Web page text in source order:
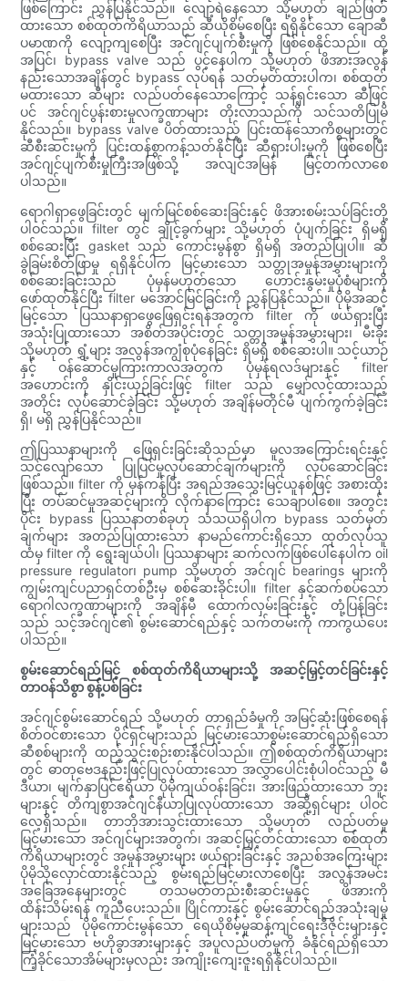
ဖြစ်ကြောင်း ညွှန်ပြနိုင်သည်။ လျော့ရဲနေသော သို့မဟုတ် ချည်ဖြတ်
ထားသော စစ်ထုတ်ကိရိယာသည် ဆီယိုစိမ့်စေပြီး ရရှိနိုင်သော ချောဆီ
ပမာဏကို လျော့ကျစေပြီး အင်ဂျင်ပျက်စီးမှုကို ဖြစ်စေနိုင်သည်။ ထို့
အပြင်၊ bypass valve သည် ပွင့်နေပါက သို့မဟုတ် ဖိအားအလွန်
နည်းသောအချိန်တွင် bypass လုပ်ရန် သတ်မှတ်ထားပါက၊ စစ်ထုတ်
မထားသော ဆီများ လည်ပတ်နေသောကြောင့် သန့်ရှင်းသော ဆီဖြင့်
ပင် အင်ဂျင်ပွန်းစားမှုလက္ခဏာများ တိုးလာသည်ကို သင်သတိပြုမိ
နိုင်သည်။ bypass valve ပိတ်ထားသည့် ပြင်းထန်သောကိစ္စများတွင်
ဆီစီးဆင်းမှုကို ပြင်းထန်စွာကန့်သတ်နိုင်ပြီး ဆီရှားပါးမှုကို ဖြစ်စေပြီး
အင်ဂျင်ပျက်စီးမှုကြီးအဖြစ်သို့ အလျင်အမြန် မြင့်တက်လာစေ
ပါသည်။
ရောဂါရှာဖွေခြင်းတွင် မျက်မြင်စစ်ဆေးခြင်းနှင့် ဖိအားစမ်းသပ်ခြင်းတို့
ပါဝင်သည်။ filter တွင် ချိုင့်ခွက်များ သို့မဟုတ် ပုံပျက်ခြင်း ရှိမရှိ
စစ်ဆေးပြီး gasket သည် ကောင်းမွန်စွာ ရှိမရှိ အတည်ပြုပါ။ ဆီ
ခွဲခြမ်းစိတ်ဖြာမှု ရရှိနိုင်ပါက မြင့်မားသော သတ္တုအမှုန်အမွှားများကို
စစ်ဆေးခြင်းသည် ပုံမှန်မဟုတ်သော ဟောင်းနွမ်းမှုပုံစံများကို
ဖော်ထုတ်နိုင်ပြီး filter မအောင်မြင်ခြင်းကို ညွှန်ပြနိုင်သည်။ ပိုမိုအဆင့်
မြင့်သော ပြဿနာရှာဖွေဖြေရှင်းရန်အတွက် filter ကို ဖယ်ရှားပြီး
အသုံးပြုထားသော အစိတ်အပိုင်းတွင် သတ္တုအမှုန်အမွှားများ၊ မီးခိုး
သို့မဟုတ် ရွှံ့များ အလွန်အကျွံစုပုံနေခြင်း ရှိမရှိ စစ်ဆေးပါ။ သင့်ယာဉ်
နှင့် ဝန်ဆောင်မှုကြားကာလအတွက် ပုံမှန်ရလဒ်များနှင့် filter
အဟောင်းကို နှိုင်းယှဉ်ခြင်းဖြင့် filter သည် မျှော်လင့်ထားသည့်
အတိုင်း လုပ်ဆောင်ခဲ့ခြင်း သို့မဟုတ် အချိန်မတိုင်မီ ပျက်ကွက်ခဲ့ခြင်း
ရှိ၊ မရှိ ညွှန်ပြနိုင်သည်။
ဤပြဿနာများကို ဖြေရှင်းခြင်းဆိုသည်မှာ မူလအကြောင်းရင်းနှင့်
သင့်လျော်သော ပြုပြင်မှုလုပ်ဆောင်ချက်များကို လုပ်ဆောင်ခြင်း
ဖြစ်သည်။ filter ကို မှန်ကန်ပြီး အရည်အသွေးမြင့်ယူနစ်ဖြင့် အစားထိုး
ပြီး တပ်ဆင်မှုအဆင့်များကို လိုက်နာကြောင်း သေချာပါစေ။ အတွင်း
ပိုင်း bypass ပြဿနာတစ်ခုဟု သံသယရှိပါက bypass သတ်မှတ်
ချက်များ အတည်ပြုထားသော နာမည်ကောင်းရှိသော ထုတ်လုပ်သူ
ထံမှ filter ကို ရွေးချယ်ပါ၊ ပြဿနာများ ဆက်လက်ဖြစ်ပေါ်နေပါက oil
pressure regulator၊ pump သို့မဟုတ် အင်ဂျင် bearings များကို
ကျွမ်းကျင်ပညာရှင်တစ်ဦးမှ စစ်ဆေးခိုင်းပါ။ filter နှင့်ဆက်စပ်သော
ရောဂါလက္ခဏာများကို အချိန်မီ ထောက်လှမ်းခြင်းနှင့် တုံ့ပြန်ခြင်း
သည် သင့်အင်ဂျင်၏ စွမ်းဆောင်ရည်နှင့် သက်တမ်းကို ကာကွယ်ပေး
ပါသည်။
စွမ်းဆောင်ရည်မြင့် စစ်ထုတ်ကိရိယာများသို့ အဆင့်မြှင့်တင်ခြင်းနှင့်
တာဝန်သိစွာ စွန့်ပစ်ခြင်း
အင်ဂျင်စွမ်းဆောင်ရည် သို့မဟုတ် တာရှည်ခံမှုကို အမြင့်ဆုံးဖြစ်စေရန်
စိတ်ဝင်စားသော ပိုင်ရှင်များသည် မြင့်မားသောစွမ်းဆောင်ရည်ရှိသော
ဆီစစ်များကို ထည့်သွင်းစဉ်းစားနိုင်ပါသည်။ ဤစစ်ထုတ်ကိရိယာများ
တွင် ဓာတုဗေဒနည်းဖြင့်ပြုလုပ်ထားသော အလွှာပေါင်းစုံပါဝင်သည့် မီ
ဒီယာ၊ မျက်နှာပြင်ဧရိယာ ပိုမိုကျယ်ဝန်းခြင်း၊ အားဖြည့်ထားသော ဘူး
များနှင့် တိကျစွာအင်ဂျင်နီယာပြုလုပ်ထားသော အဆို့ရှင်များ ပါဝင်
လေ့ရှိသည်။ တာဘိုအားသွင်းထားသော သို့မဟုတ် လည်ပတ်မှု
မြင့်မားသော အင်ဂျင်များအတွက်၊ အဆင့်မြှင့်တင်ထားသော စစ်ထုတ်
ကိရိယာများတွင် အမှုန်အမွှားများ ဖယ်ရှားခြင်းနှင့် အညစ်အကြေးများ
ပိုမိုသိုလှောင်ထားနိုင်သည့် စွမ်းရည်မြင့်မားလာစေပြီး အလွန်အမင်း
အခြေအနေများတွင် တသမတ်တည်းစီးဆင်းမှုနှင့် ဖိအားကို
ထိန်းသိမ်းရန် ကူညီပေးသည်။ ပြိုင်ကားနှင့် စွမ်းဆောင်ရည်အသုံးချမှု
များသည် ပိုမိုကောင်းမွန်သော ရေယိုစိမ့်မှုဆန့်ကျင်ရေးဒီဇိုင်းများနှင့်
မြင့်မားသော ဗဟိုခွာအားများနှင့် အပူလည်ပတ်မှုကို ခံနိုင်ရည်ရှိသော
ကြံ့ခိုင်သောအိမ်များမှလည်း အကျိုးကျေးဇူးရရှိနိုင်ပါသည်။